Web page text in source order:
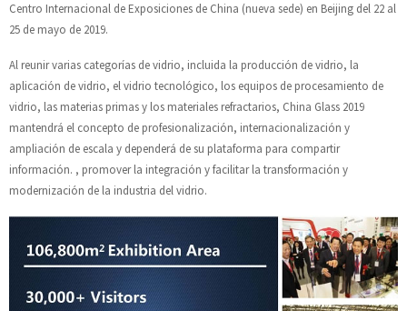
Centro Internacional de Exposiciones de China (nueva sede) en Beijing del 22 al
25 de mayo de 2019.
Al reunir varias categorías de vidrio, incluida la producción de vidrio, la
aplicación de vidrio, el vidrio tecnológico, los equipos de procesamiento de
vidrio, las materias primas y los materiales refractarios, China Glass 2019
mantendrá el concepto de profesionalización, internacionalización y
ampliación de escala y dependerá de su plataforma para compartir
información. , promover la integración y facilitar la transformación y
modernización de la industria del vidrio.